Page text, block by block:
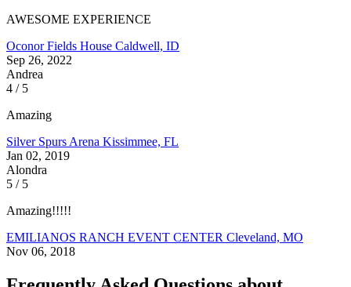
AWESOME EXPERIENCE
Oconor Fields House Caldwell, ID
Sep 26, 2022
Andrea
4 / 5
Amazing
Silver Spurs Arena Kissimmee, FL
Jan 02, 2019
Alondra
5 / 5
Amazing!!!!!
EMILIANOS RANCH EVENT CENTER Cleveland, MO
Nov 06, 2018